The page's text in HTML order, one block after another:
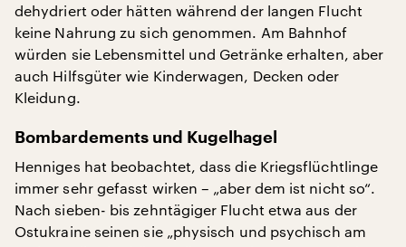
dehydriert oder hätten während der langen Flucht
keine Nahrung zu sich genommen. Am Bahnhof
würden sie Lebensmittel und Getränke erhalten, aber
auch Hilfsgüter wie Kinderwagen, Decken oder
Kleidung.
Bombardements und Kugelhagel
Henniges hat beobachtet, dass die Kriegsflüchtlinge
immer sehr gefasst wirken – „aber dem ist nicht so“.
Nach sieben- bis zehntägiger Flucht etwa aus der
Ostukraine seinen sie „physisch und psychisch am